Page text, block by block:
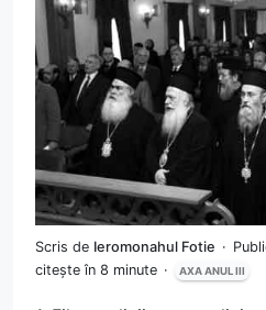
Scris de Ieromonahul Fotie
citește în 8 minute
AXA ANUL III